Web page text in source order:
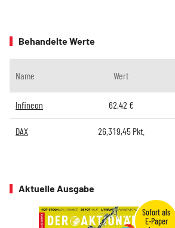
Behandelte Werte
Name Wert
Infineon 62,42 €
DAX 26.319,45Pkt.
Aktuelle Ausgabe